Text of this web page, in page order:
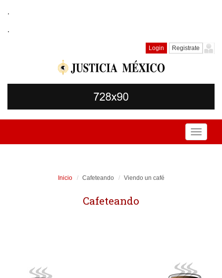
.
.
Login Registrate
Toggle
Inicio Cafeteando Viendo un café
Cafeteando